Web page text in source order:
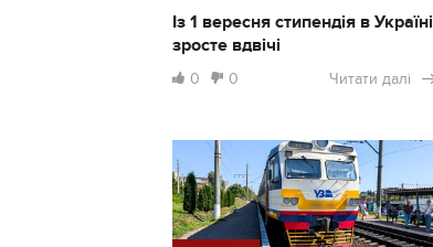
Із 1 вересня стипендія в Україні
зросте вдвічі
0 0 Читати далі